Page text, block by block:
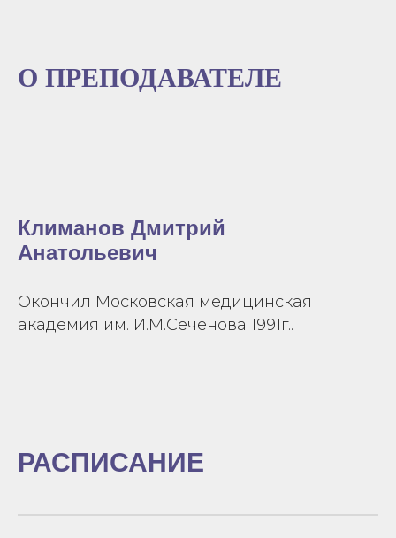
О ПРЕПОДАВАТЕЛЕ
Климанов Дмитрий
Анатольевич
Окончил Московская медицинская
академия им. И.М.Сеченова 1991г..
РАСПИСАНИЕ